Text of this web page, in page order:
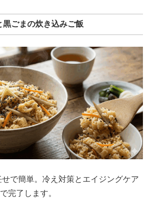
黒ごまの炊き込みご飯
で簡単。冷え対策とエイジングケア
完了します。